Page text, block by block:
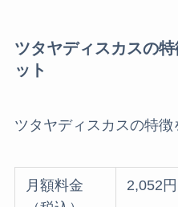
ツタヤディスカスの
ット
ツタヤディスカスの特徴
月額料金
2,052円